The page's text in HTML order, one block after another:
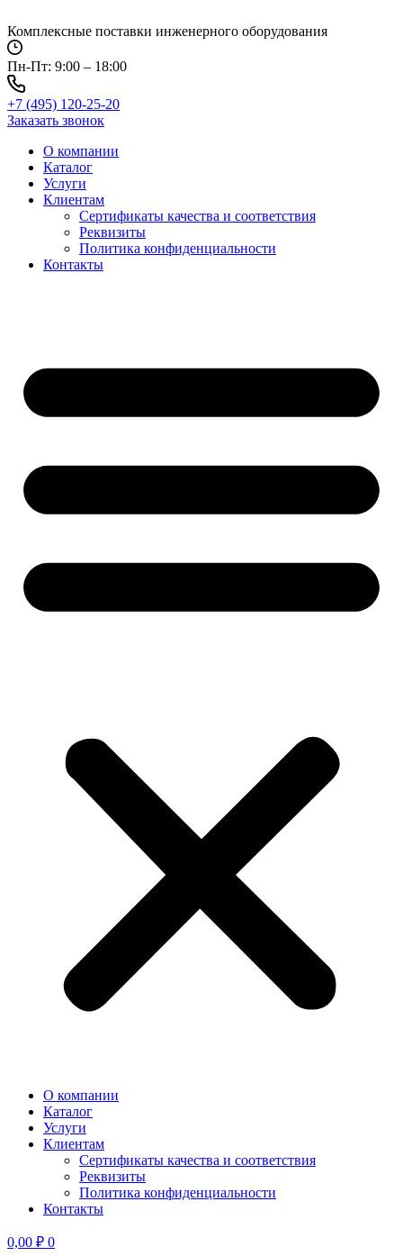
к
содержимому
Комплексные поставки инженерного оборудования
Пн-Пт: 9:00 – 18:00
+7 (495) 120-25-20
Заказать звонок
О компании
Каталог
Услуги
Клиентам
Сертификаты качества и соответствия
Реквизиты
Политика конфиден­циальности
Контакты
О компании
Каталог
Услуги
Клиентам
Сертификаты качества и соответствия
Реквизиты
Политика конфиден­циальности
Контакты
0,00 ₽ 0